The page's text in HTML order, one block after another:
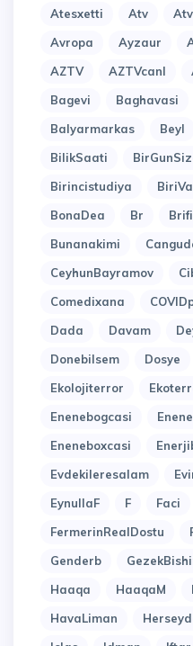
Atesxetti
Atv
Avropa
Ayzaur
AZTV
AZTVcanl
Bagevi
Baghavasi
Balyarmarkas
Beyl
BilikSaati
Birincistudiya
BonaDea
Br
Bunanakimi
CeyhunBayramov
Comedixana
Dada
Davam
Donebilsem
Dosye
Ekolojiterror
Enenebogcasi
Eneneboxcasi
Evdekileresalam
EynullaF
F Faci
FermerinRealDostu
Genderb
Haaqa
HaaqaM
HavaLiman